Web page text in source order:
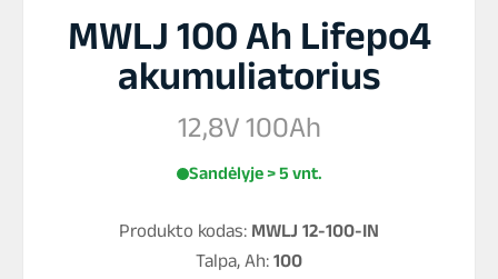
MWLJ 100 Ah Lifepo4
akumuliatorius
12,8V 100Ah
Sandėlyje > 5 vnt.
Produkto kodas: MWLJ 12-100-IN
Talpa, Ah: 100